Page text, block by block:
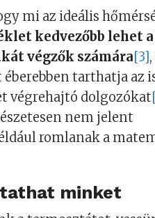
mi az ideális
kedvezőbb lehet
végzők számára[3]
éberebben tarthatja az
végrehajtó dolgozókat
nem jelent
romlanak a
minket